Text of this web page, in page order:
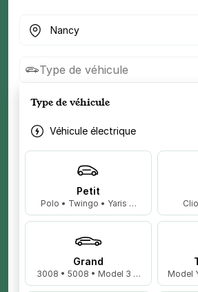
Où cherchez-vous un parking ?
Type de véhicule
Type de véhicule
Véhicule électrique
Petit
Polo • Twingo • Yaris …
Grand
3008 • 5008 • Model 3 … Model